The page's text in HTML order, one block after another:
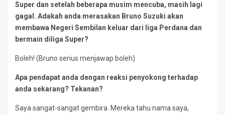
Super dan setelah beberapa musim mencuba, masih lagi
gagal. Adakah anda merasakan Bruno Suzuki akan
membawa Negeri Sembilan keluar dari liga Perdana dan
bermain diliga Super?
Boleh! (Bruno serius menjawap boleh)
Apa pendapat anda dengan reaksi penyokong terhadap
anda sekarang? Tekanan?
Saya sangat-sangat gembira. Mereka tahu nama saya,